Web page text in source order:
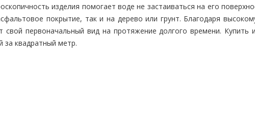
изделия помогает воде не застаиваться на его
покрытие, так и на дерево или грунт. Благодаря
свой первоначальный вид на протяжение долгого времени. Купить
квадратный метр.